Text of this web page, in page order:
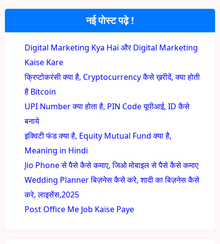
नई पोस्ट पढ़े !
Digital Marketing Kya Hai और Digital Marketing
Kaise Kare
क्रिप्टोकरंसी क्या है, Cryptocurrency कैसे ख़रीदें, क्या होती
है Bitcoin
UPI Number क्या होता है, PIN Code यूपीआई, ID कैसे
बनाये
इक्विटी फंड क्या है, Equity Mutual Fund क्या है,
Meaning in Hindi
Jio Phone से पैसे कैसे कमाए, जिओ मोबाइल से पैसे कैसे कमाए
Wedding Planner बिज़नेस कैसे करे, शादी का बिज़नेस कैसे
करे, लाइसेंस,2025
Post Office Me Job Kaise Paye